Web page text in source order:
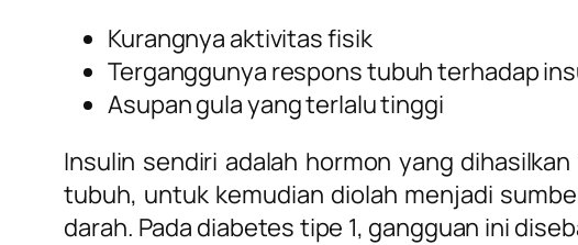
Kurangnya aktivitas fisik
Terganggunya respons tubuh terhadap
Asupan gula yang terlalu tinggi
Insulin sendiri adalah hormon yang
tubuh, untuk kemudian diolah menjadi
darah. Pada diabetes tipe 1, gangguan ini